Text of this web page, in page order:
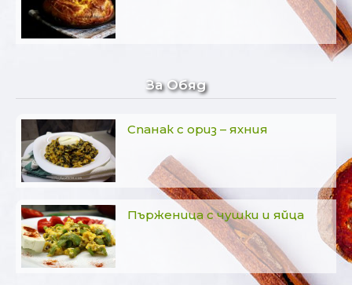
За Обяд
Спанак с ориз – яхния
Пърженица с чушки и яйца